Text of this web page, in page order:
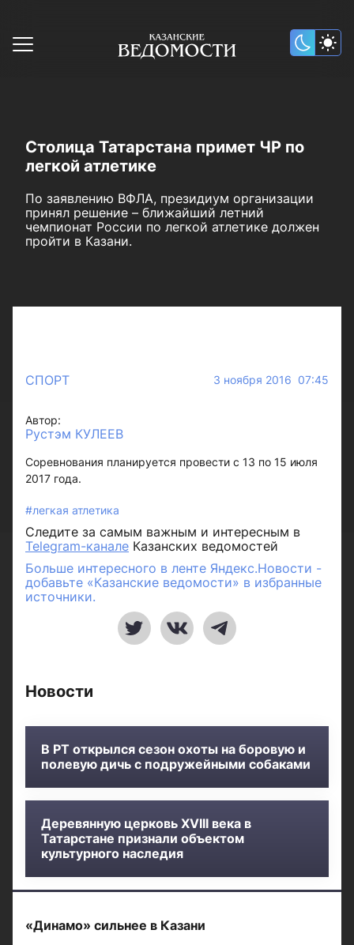
Столица Татарстана примет ЧР по
легкой атлетике
По заявлению ВФЛА, президиум организации
принял решение – ближайший летний
чемпионат России по легкой атлетике должен
пройти в Казани.
СПОРТ 3 ноября 2016 07:45
Автор:
Рустэм КУЛЕЕВ
Соревнования планируется провести с 13 по 15 июля
2017 года.
#легкая атлетика
Следите за самым важным и интересным в
Telegram-канале Казанских ведомостей
Больше интересного в ленте Яндекс.Новости -
добавьте «Казанские ведомости» в избранные
источники.
Новости
В РТ открылся сезон охоты на боровую и
полевую дичь с подружейными собаками
Деревянную церковь XVIII века в
Татарстане признали объектом
культурного наследия
«Динамо» сильнее в Казани